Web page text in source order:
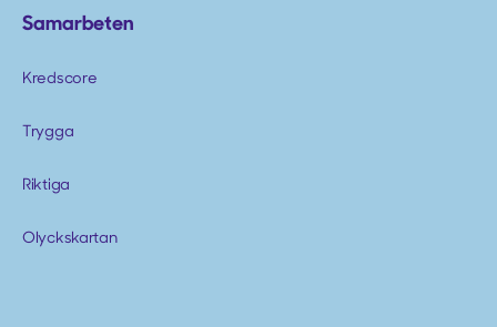
Samarbeten
Kredscore
Trygga
Riktiga
Olyckskartan